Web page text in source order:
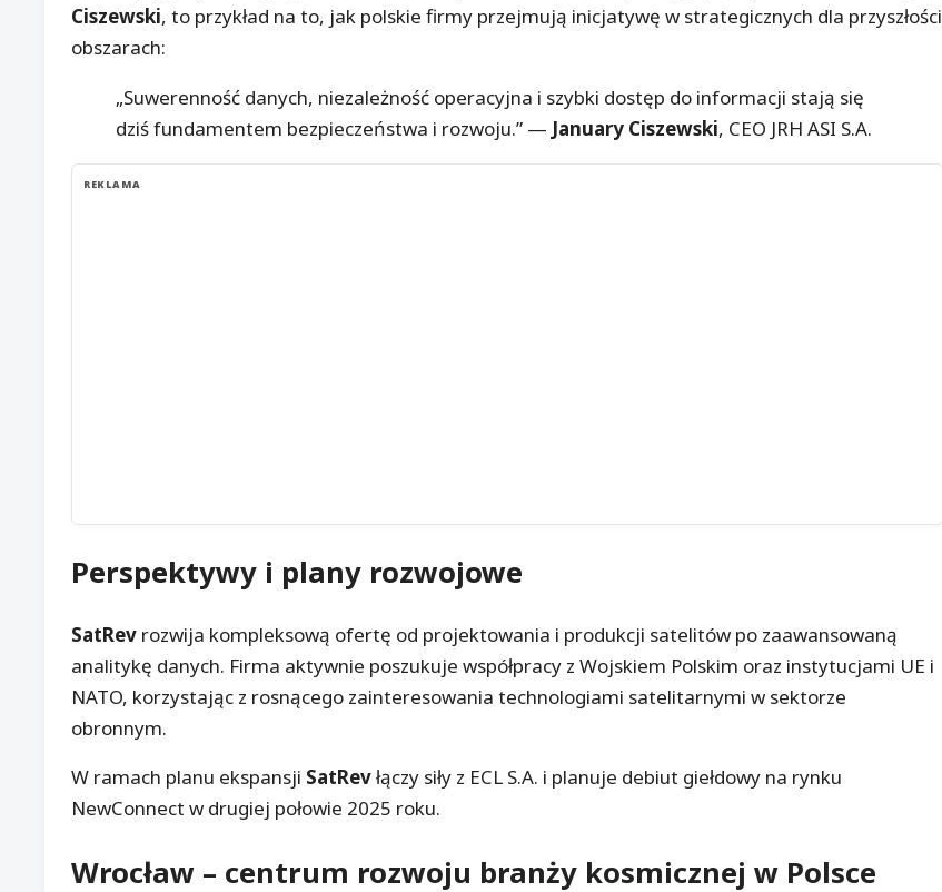
Ciszewski, to przykład na to, jak polskie firmy przejmują inicjatywę w strategicznych dla przyszłości
obszarach:
„Suwerenność danych, niezależność operacyjna i szybki dostęp do informacji stają się
dziś fundamentem bezpieczeństwa i rozwoju.” — January Ciszewski, CEO JRH ASI S.A.
REKLAMA
Perspektywy i plany rozwojowe
SatRev rozwija kompleksową ofertę od projektowania i produkcji satelitów po zaawansowaną
analitykę danych. Firma aktywnie poszukuje współpracy z Wojskiem Polskim oraz instytucjami UE i
NATO, korzystając z rosnącego zainteresowania technologiami satelitarnymi w sektorze
obronnym.
W ramach planu ekspansji SatRevłączy siły z ECL S.A. i planuje debiut giełdowy na rynku
NewConnect w drugiej połowie 2025 roku.
Wrocław – centrum rozwoju branży kosmicznej w Polsce